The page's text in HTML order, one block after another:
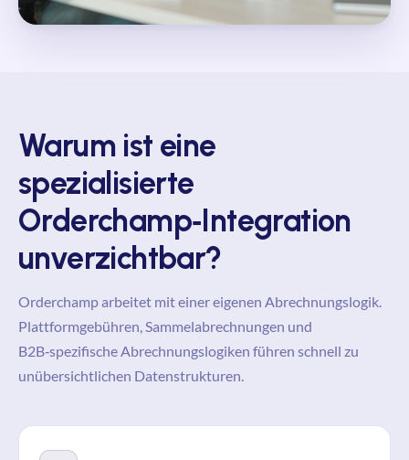
Warum ist eine
spezialisierte
Orderchamp‑Integration
unverzichtbar?
Orderchamp arbeitet mit einer eigenen Abrechnungslogik.
Plattformgebühren, Sammelabrechnungen und
B2B‑spezifische Abrechnungslogiken führen schnell zu
unübersichtlichen Datenstrukturen.